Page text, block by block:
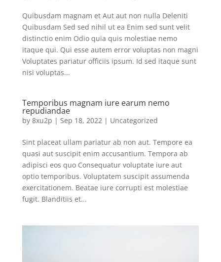
Quibusdam magnam et Aut aut non nulla Deleniti
Quibusdam Sed sed nihil ut ea Enim sed sunt velit
distinctio enim Odio quia quis molestiae nemo
itaque qui. Qui esse autem error voluptas non magni
Voluptates pariatur officiis ipsum. Id sed itaque sunt
nisi voluptas...
Temporibus magnam iure earum nemo
repudiandae
by 8xu2p | Sep 18, 2022| Uncategorized
Sint placeat ullam pariatur ab non aut. Tempore ea
quasi aut suscipit enim accusantium. Tempora ab
adipisci eos quo Consequatur voluptate iure aut
optio temporibus. Voluptatem suscipit assumenda
exercitationem. Beatae iure corrupti est molestiae
fugit. Blanditiis et...